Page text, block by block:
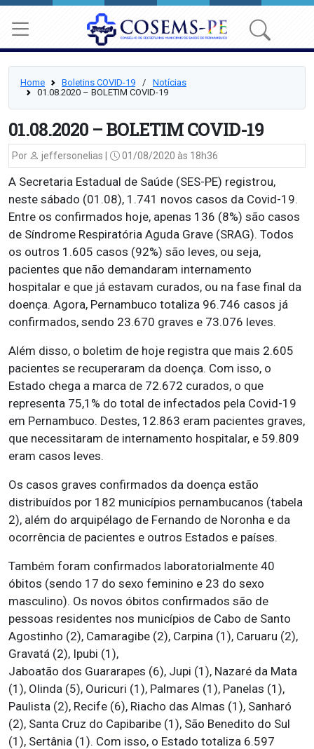
Home Boletins COVID-19 ⠀/⠀ Notícias
01.08.2020 – BOLETIM COVID-19
01.08.2020 – BOLETIM COVID-19
Por jeffersonelias | 01/08/2020 às 18h36
A Secretaria Estadual de Saúde (SES-PE) registrou,
neste sábado (01.08), 1.741 novos casos da Covid-19.
Entre os confirmados hoje, apenas 136 (8%) são casos
de Síndrome Respiratória Aguda Grave (SRAG). Todos
os outros 1.605 casos (92%) são leves, ou seja,
pacientes que não demandaram internamento
hospitalar e que já estavam curados, ou na fase final da
doença. Agora, Pernambuco totaliza 96.746 casos já
confirmados, sendo 23.670 graves e 73.076 leves.
Além disso, o boletim de hoje registra que mais 2.605
pacientes se recuperaram da doença. Com isso, o
Estado chega a marca de 72.672 curados, o que
representa 75,1% do total de infectados pela Covid-19
em Pernambuco. Destes, 12.863 eram pacientes graves,
que necessitaram de internamento hospitalar, e 59.809
eram casos leves.
Os casos graves confirmados da doença estão
distribuídos por 182 municípios pernambucanos (tabela
2), além do arquipélago de Fernando de Noronha e da
ocorrência de pacientes e outros Estados e países.
Também foram confirmados laboratorialmente 40
óbitos (sendo 17 do sexo feminino e 23 do sexo
masculino). Os novos óbitos confirmados são de
pessoas residentes nos municípios de Cabo de Santo
Agostinho (2), Camaragibe (2), Carpina (1), Caruaru (2),
Gravatá (2), Ipubi (1),
Jaboatão dos Guararapes (6), Jupi (1), Nazaré da Mata
(1), Olinda (5), Ouricuri (1), Palmares (1), Panelas (1),
Paulista (2), Recife (6), Riacho das Almas (1), Sanharó
(2), Santa Cruz do Capibaribe (1), São Benedito do Sul
(1), Sertânia (1). Com isso, o Estado totaliza 6.597